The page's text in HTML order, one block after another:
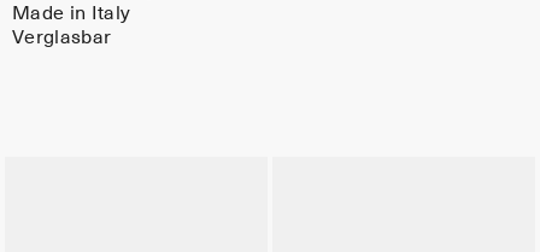
Made in Italy
Verglasbar